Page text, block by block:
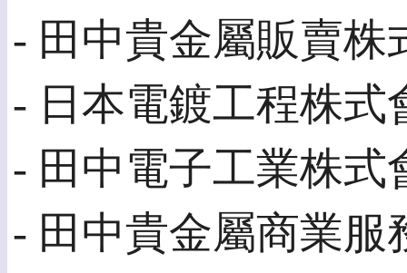
- 田中貴金屬販賣株
- 日本電鍍工程株式
- 田中電子工業株式
- 田中貴金屬商業服